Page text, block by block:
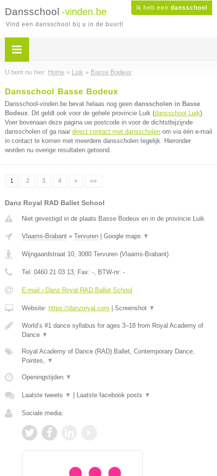
Ik heb een dansschool
Dansschool -vinden.be
Vind een dansschool bij u in de buurt!
U bent nu hier: Home » Luik » Basse Bodeux
Dansschool Basse Bodeux
Dansschool-vinden.be bevat helaas nog geen dansscholen in Basse
Bodeux. Dit geldt ook voor de gehele provincie Luik (dansschool Luik).
Voer bovenaan deze pagina uw postcode in voor de dichtstbijzijnde
dansscholen of ga naar direct contact met dansscholen om via één e-mail
in contact te komen met meerdere dansscholen tegelijk. Hieronder
worden nu overige resultaten getoond.
1 2 3 4 » »»
Danz Royal RAD Ballet School
Niet gevestigd in de plaats Basse Bodeux en in de provincie Luik.
Vlaams-Brabant » Tervuren Google maps ▼
Wijngaardstraat 10, 3080 Tervuren (Vlaams-Brabant)
Tel: 0460 21 03 13, Fax: -, BTW-nr: -
E-mail › Danz Royal RAD Ballet School
Website: https://danzroyal.com Screenshot ▼
World’s #1 dance syllabus for ages 3–18 from Royal Academy of
Dance ▼
Royal Academy of Dance (RAD) Ballet, Contemporary Dance,
Pointes, ▼
Openingstijden ▼
Laatste tweets ▼ Laatste facebook posts ▼
Sociale media: